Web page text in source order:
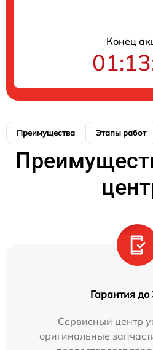
Конец
Преимущества Этапы работ
Гарантия до
Сервисный центр
оригинальные